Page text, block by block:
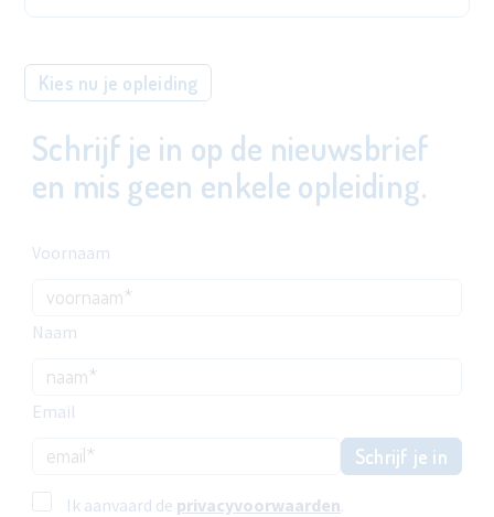
Kies nu je opleiding
Schrijf je in op de nieuwsbrief
en mis geen enkele opleiding.
Voornaam
Naam
Email
Schrijf je in
Ik aanvaard de privacyvoorwaarden.